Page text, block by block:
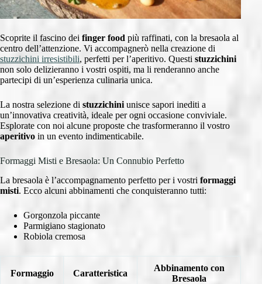
Scoprite il fascino dei finger food più raffinati, con la bresaola al
centro dell’attenzione. Vi accompagnerò nella creazione di
stuzzichini irresistibili, perfetti per l’aperitivo. Questi stuzzichini
non solo delizieranno i vostri ospiti, ma li renderanno anche
partecipi di un’esperienza culinaria unica.
La nostra selezione di stuzzichini unisce sapori inediti a
un’innovativa creatività, ideale per ogni occasione conviviale.
Esplorate con noi alcune proposte che trasformeranno il vostro
aperitivo in un evento indimenticabile.
Formaggi Misti e Bresaola: Un Connubio Perfetto
La bresaola è l’accompagnamento perfetto per i vostri formaggi
misti. Ecco alcuni abbinamenti che conquisteranno tutti:
Gorgonzola piccante
Parmigiano stagionato
Robiola cremosa
Formaggio Caratteristica
Abbinamento con
Bresaola